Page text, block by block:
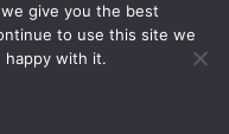
Investir avec
confiance :
give you the best
to use this site we
happy with it.